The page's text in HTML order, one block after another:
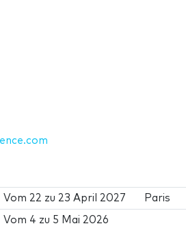
Vom 22 zu 23 April 2027 Paris
Vom 4 zu 5 Mai 2026